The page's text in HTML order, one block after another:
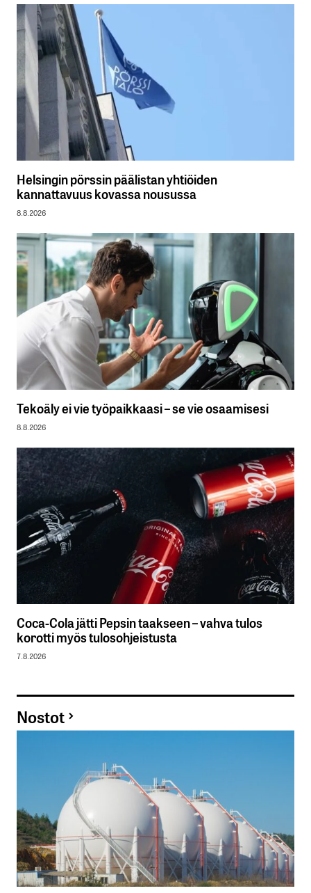
Helsingin pörssin päälistan yhtiöiden
kannattavuus kovassa nousussa
8.8.2026
Tekoäly ei vie työpaikkaasi – se vie osaamisesi
8.8.2026
Coca-Cola jätti Pepsin taakseen – vahva tulos
korotti myös tulosohjeistusta
7.8.2026
Nostot